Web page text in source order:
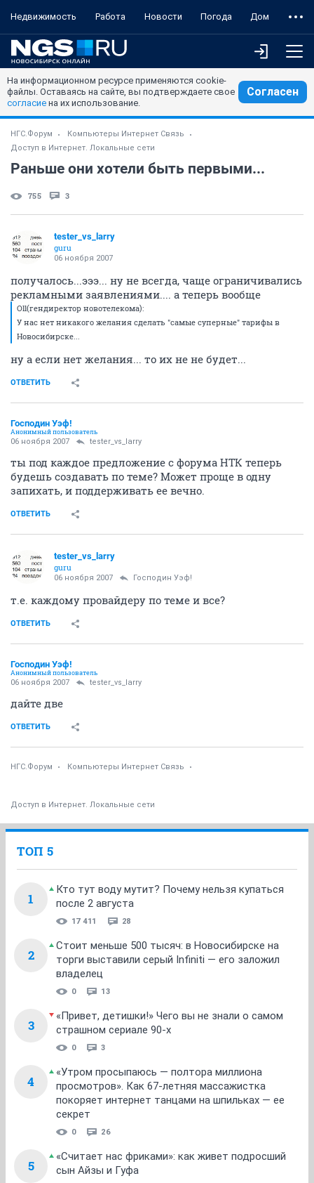
Недвижимость Работа Новости Погода Дом
На информационном ресурсе применяются cookie-
файлы. Оставаясь на сайте, вы подтверждаете свое
согласие на их использование.
Согласен
НГС.Форум
Компьютеры Интернет Связь
Доступ в Интернет. Локальные сети
Раньше они хотели быть первыми...
755 3
tester_vs_larry
guru
06 ноября 2007
получалось...эээ... ну не всегда, чаще ограничивались
рекламными заявлениями.... а теперь вообще
Oll(гендиректор новотелекома):
У нас нет никакого желания сделать "самые суперные" тарифы в
Новосибирске...
ну а если нет желания... то их не не будет...
ОТВЕТИТЬ
Господин Уэф!
Анонимный пользователь
06 ноября 2007 tester_vs_larry
ты под каждое предложение с форума НТК теперь
будешь создавать по теме? Может проще в одну
запихать, и поддерживать ее вечно.
ОТВЕТИТЬ
tester_vs_larry
guru
06 ноября 2007 Господин Уэф!
т.е. каждому провайдеру по теме и все?
ОТВЕТИТЬ
Господин Уэф!
Анонимный пользователь
06 ноября 2007 tester_vs_larry
дайте две
ОТВЕТИТЬ
НГС.Форум Компьютеры Интернет Связь
Доступ в Интернет. Локальные сети
ТОП 5
1
Кто тут воду мутит? Почему нельзя купаться
после 2 августа
17 411 28
2
Стоит меньше 500 тысяч: в Новосибирске на
торги выставили серый Infiniti — его заложил
владелец
0 13
3
«Привет, детишки!» Чего вы не знали о самом
страшном сериале 90-х
0 3
4
«Утром просыпаюсь — полтора миллиона
просмотров». Как 67-летняя массажистка
покоряет интернет танцами на шпильках — ее
секрет
0 26
5
«Считает нас фриками»: как живет подросший
сын Айзы и Гуфа